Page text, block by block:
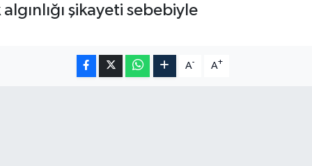
şikayeti sebebiyle
A- A+